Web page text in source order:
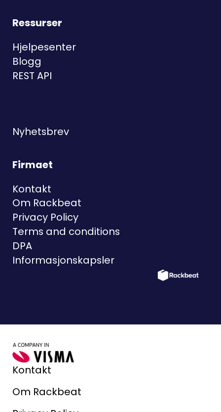
Ressurser
Hjelpesenter
Blogg
REST API
Nyhetsbrev
Firmaet
Kontakt
Om Rackbeat
Privacy Policy
Terms and conditions
DPA
Informasjonskapsler
Kontakt
Om Rackbeat